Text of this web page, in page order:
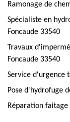
Ramonage de
Spécialiste en
Foncaude 33540
Travaux
Foncaude 33540
Service d'urgence
Pose d'hydrofuge
Réparation faitage